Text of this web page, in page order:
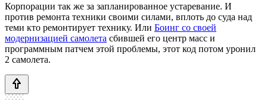
Корпорации так же за запланированное устаревание. И
против ремонта техники своими силами, вплоть до суда над
теми кто ремонтирует технику. Или Боинг со своей
модернизацией самолета сбившей его центр масс и
программным патчем этой проблемы, этот код потом уронил
2 самолета.